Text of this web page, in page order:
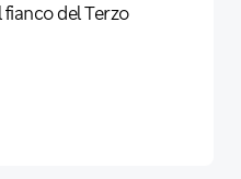
fianco del Terzo